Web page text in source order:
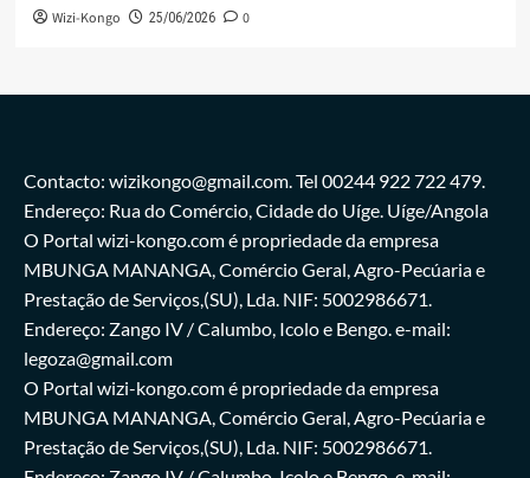
Wizi-Kongo 25/06/2026 0
Contacto: wizikongo@gmail.com. Tel 00244 922 722 479.
Endereço: Rua do Comércio, Cidade do Uíge. Uíge/Angola
O Portal wizi-kongo.com é propriedade da empresa
MBUNGA MANANGA, Comércio Geral, Agro-Pecúaria e
Prestação de Serviços,(SU), Lda. NIF: 5002986671.
Endereço: Zango IV / Calumbo, Icolo e Bengo. e-mail:
legoza@gmail.com
O Portal wizi-kongo.com é propriedade da empresa
MBUNGA MANANGA, Comércio Geral, Agro-Pecúaria e
Prestação de Serviços,(SU), Lda. NIF: 5002986671.